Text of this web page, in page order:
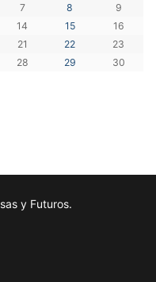
7 8
9
14 15
16
21 22
23
28 29 30
y Futuros.